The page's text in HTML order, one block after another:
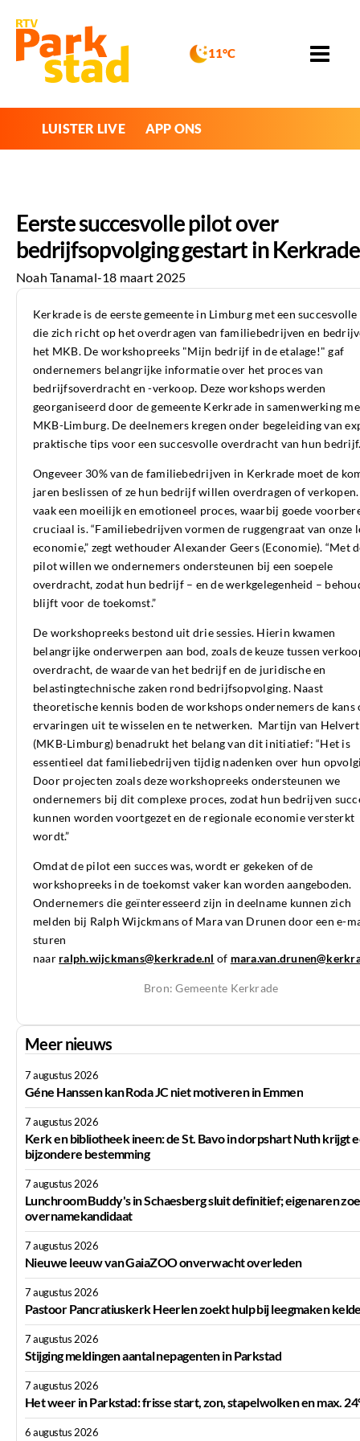
11°C
LUISTER LIVE APP ONS
Eerste succesvolle pilot over
bedrijfsopvolging gestart in Kerkrade
Noah Tanamal-18 maart 2025
Kerkrade is de eerste gemeente in Limburg met een
die zich richt op het overdragen van familiebedrijven en
het MKB. De workshopreeks "Mijn bedrijf in de etalage!" gaf
ondernemers belangrijke informatie over het proces van
bedrijfsoverdracht en -verkoop. Deze workshops werden
georganiseerd door de gemeente Kerkrade in samenwerking
MKB-Limburg. De deelnemers kregen onder begeleiding van
praktische tips voor een succesvolle overdracht van hun
Ongeveer 30% van de familiebedrijven in Kerkrade moet de
jaren beslissen of ze hun bedrijf willen overdragen of
vaak een moeilijk en emotioneel proces, waarbij goede
cruciaal is. “Familiebedrijven vormen de ruggengraat van onze
economie,” zegt wethouder Alexander Geers (Economie). “Met
pilot willen we ondernemers ondersteunen bij een soepele
overdracht, zodat hun bedrijf – en de werkgelegenheid –
blijft voor de toekomst.”
De workshopreeks bestond uit drie sessies. Hierin kwamen
belangrijke onderwerpen aan bod, zoals de keuze tussen
overdracht, de waarde van het bedrijf en de juridische en
belastingtechnische zaken rond bedrijfsopvolging. Naast
theoretische kennis boden de workshops ondernemers de kans
ervaringen uit te wisselen en te netwerken. Martijn van Helvert
(MKB-Limburg) benadrukt het belang van dit initiatief: “Het is
essentieel dat familiebedrijven tijdig nadenken over hun
Door projecten zoals deze workshopreeks ondersteunen we
ondernemers bij dit complexe proces, zodat hun bedrijven
kunnen worden voortgezet en de regionale economie versterkt
wordt.”
Omdat de pilot een succes was, wordt er gekeken of de
workshopreeks in de toekomst vaker kan worden aangeboden.
Ondernemers die geïnteresseerd zijn in deelname kunnen zich
melden bij Ralph Wijckmans of Mara van Drunen door een e-
sturen
naar ralph.wijckmans@kerkrade.nl of
Bron: Gemeente Kerkrade
Meer nieuws
7 augustus 2026
Géne Hanssen kan Roda JC niet motiveren in Emmen
7 augustus 2026
Kerk en bibliotheek ineen: de St. Bavo in dorpshart Nuth krijgt
bijzondere bestemming
7 augustus 2026
Lunchroom Buddy's in Schaesberg sluit definitief; eigenaren
overnamekandidaat
7 augustus 2026
Nieuwe leeuw van GaiaZOO onverwacht overleden
7 augustus 2026
Pastoor Pancratiuskerk Heerlen zoekt hulp bij leegmaken
7 augustus 2026
Stijging meldingen aantal nepagenten in Parkstad
7 augustus 2026
Het weer in Parkstad: frisse start, zon, stapelwolken en max.
6 augustus 2026